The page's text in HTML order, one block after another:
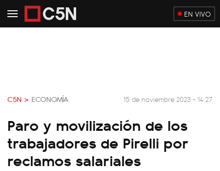
EN VIVO
C5N > ECONOMÍA 15 de noviembre 2023 - 14:27
Paro y movilización de los
trabajadores de Pirelli por
reclamos salariales